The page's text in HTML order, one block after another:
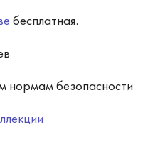
бесплатная.
нормам безопасности